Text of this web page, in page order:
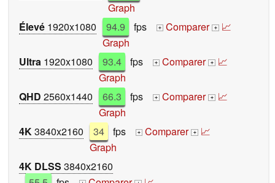
Graph
Élevé 1920x1080 94.9 fps + Comparer + 📈
Graph
Ultra 1920x1080 93.4 fps + Comparer + 📈
Graph
QHD 2560x1440 66.3 fps + Comparer + 📈
Graph
4K3840x2160 34 fps + Comparer + 📈
Graph
4K DLSS 3840x2160